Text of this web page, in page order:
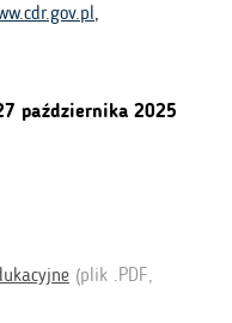
,
października 2025
(plik .PDF,